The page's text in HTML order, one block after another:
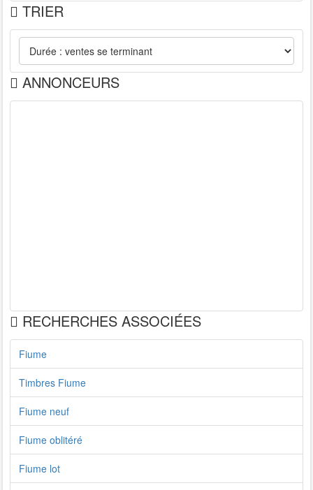
TRIER
ANNONCEURS
RECHERCHES ASSOCIÉES
Fiume
Timbres Fiume
Fiume neuf
Fiume oblitéré
Fiume lot